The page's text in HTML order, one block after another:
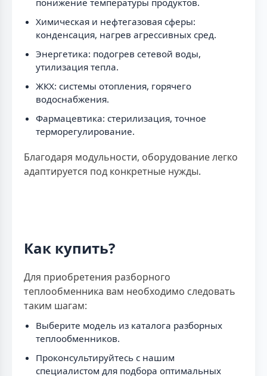
Химическая и нефтегазовая сферы:
конденсация, нагрев агрессивных сред.
Энергетика: подогрев сетевой воды,
утилизация тепла.
ЖКХ: системы отопления, горячего
водоснабжения.
Фармацевтика: стерилизация, точное
терморегулирование.
Благодаря модульности, оборудование легко
адаптируется под конкретные нужды.
Как купить?
Для приобретения разборного
теплообменника вам необходимо следовать
таким шагам:
Выберите модель из каталога разборных
теплообменников.
Проконсультируйтесь с нашим
специалистом для подбора оптимальных